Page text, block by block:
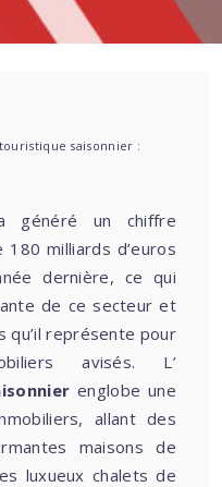
saisonnier :
généré un chiffre
milliards d’euros
dernière, ce qui
de ce secteur et
représente pour
avisés. L’
englobe une
allant des
maisons de
luxueux chalets de